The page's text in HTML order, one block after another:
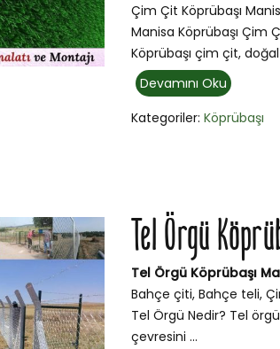
Çim Çit Köprübaşı
Manisa Köprübaşı Çim
Köprübaşı çim çit,
Devamını Oku
Kategoriler:Köprübaşı
Tel Örgü
Tel Örgü Köprübaşı
Bahçe çiti, Bahçe teli,
Tel Örgü Nedir? Tel
çevresini ...